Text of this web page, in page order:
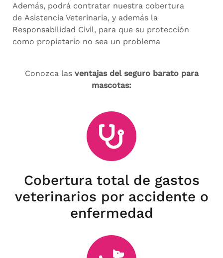
Además, podrá contratar nuestra cobertura
de Asistencia Veterinaria, y además la
Responsabilidad Civil, para que su protección
como propietario no sea un problema
Conozca las ventajas del seguro barato para
mascotas:
Cobertura total de gastos
veterinarios por accidente o
enfermedad